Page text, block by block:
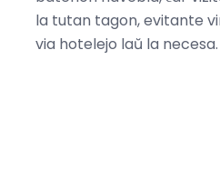
la tutan tagon, evitante
via hotelejo laŭ la necesa.